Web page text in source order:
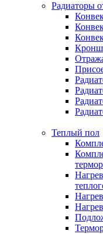
Радиаторы
Теплый пол